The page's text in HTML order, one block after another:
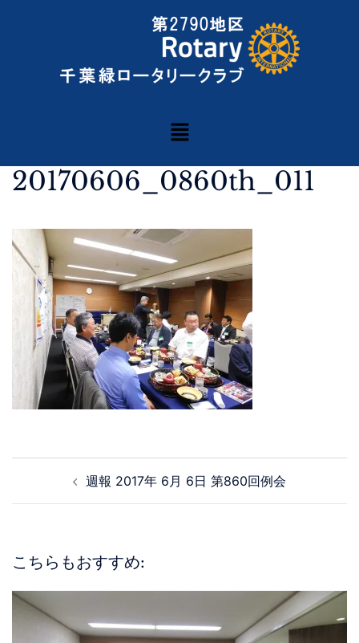
20170606_0860th_011
週報 2017年 6月 6日 第860回例会
こちらもおすすめ: